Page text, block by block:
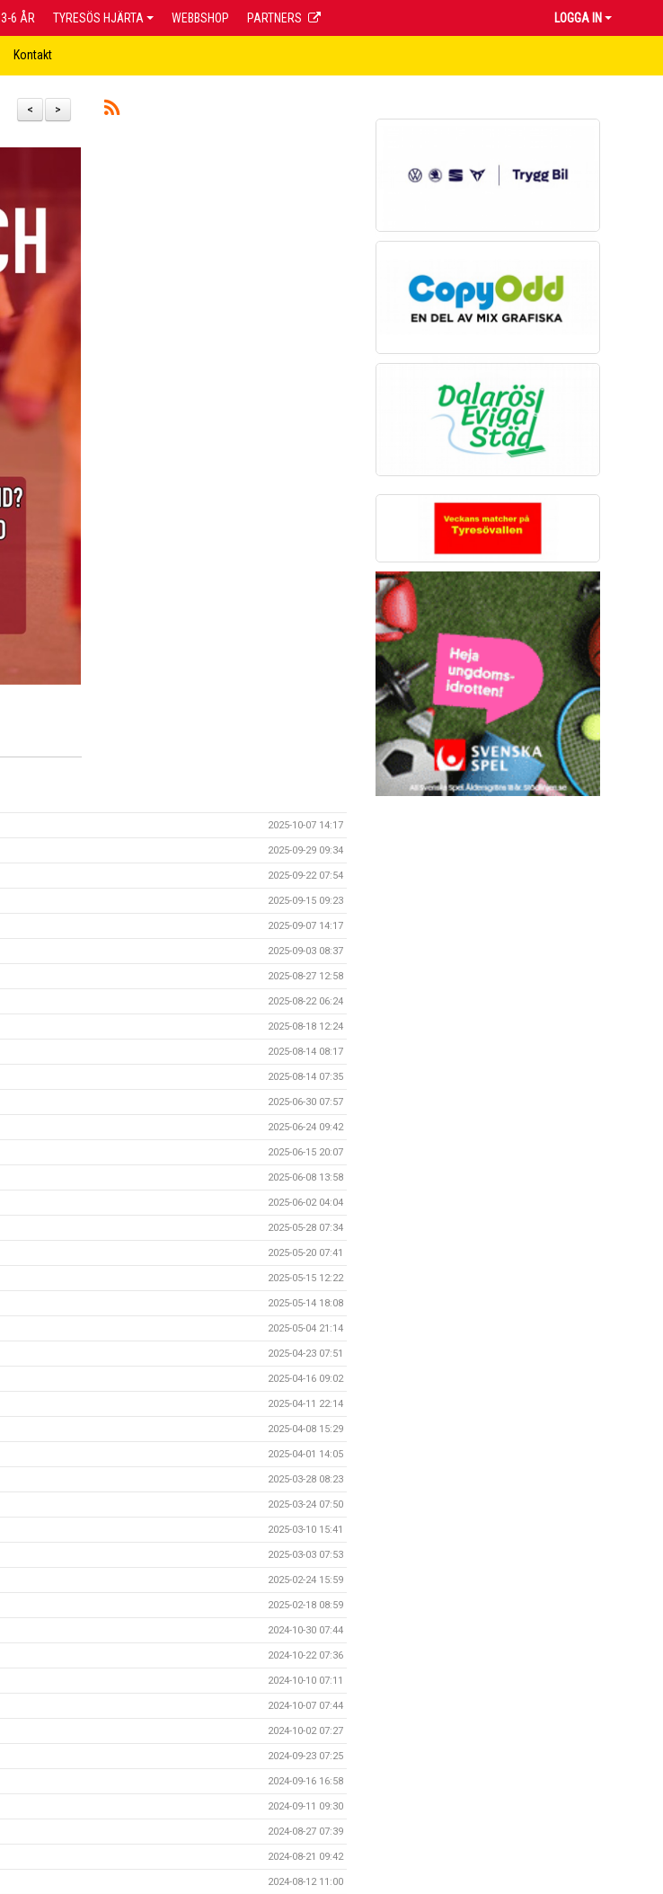
3-6 ÅR TYRESÖS HJÄRTA WEBBSHOP PARTNERS LOGGA IN
Kontakt
>
<
2025-10-07 14:17
2025-09-29 09:34
2025-09-22 07:54
2025-09-15 09:23
2025-09-07 14:17
2025-09-03 08:37
2025-08-27 12:58
2025-08-22 06:24
2025-08-18 12:24
2025-08-14 08:17
2025-08-14 07:35
2025-06-30 07:57
2025-06-24 09:42
2025-06-15 20:07
2025-06-08 13:58
2025-06-02 04:04
2025-05-28 07:34
2025-05-20 07:41
2025-05-15 12:22
2025-05-14 18:08
2025-05-04 21:14
2025-04-23 07:51
2025-04-16 09:02
2025-04-11 22:14
2025-04-08 15:29
2025-04-01 14:05
2025-03-28 08:23
2025-03-24 07:50
2025-03-10 15:41
2025-03-03 07:53
2025-02-24 15:59
2025-02-18 08:59
2024-10-30 07:44
2024-10-22 07:36
2024-10-10 07:11
2024-10-07 07:44
2024-10-02 07:27
2024-09-23 07:25
2024-09-16 16:58
2024-09-11 09:30
2024-08-27 07:39
2024-08-21 09:42
2024-08-12 11:00